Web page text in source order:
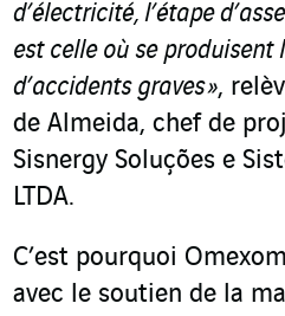
d’électricité, l’étape
est celle où se produisent
d’accidents graves »,
de Almeida, chef de
Sisnergy Soluções e
LTDA.
C’est pourquoi
avec le soutien de la